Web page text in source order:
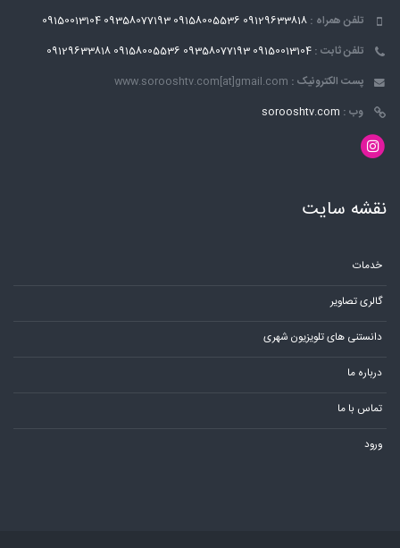
تلفن همراه : 09129633818
09158005536
09358077193
09150013104
تلفن ثابت : 09150013104
09358077193
09158005536
09129633818
پست الکترونیک : www.sorooshtv.com[at]gmail.com
وب : sorooshtv.com
نقشه سایت
خدمات
گالری تصاویر
دانستنی های تلویزیون شهری
درباره ما
تماس با ما
ورود